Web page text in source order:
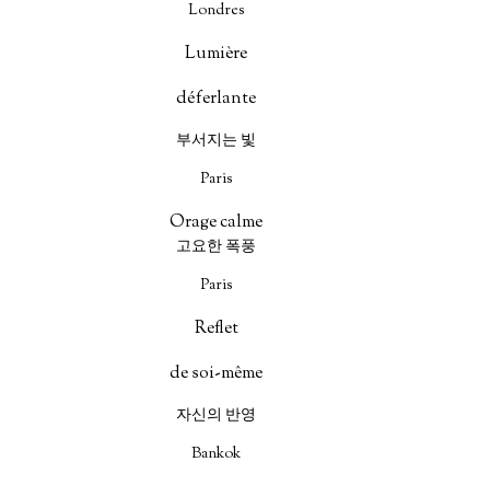
Londres
Lumière
déferlante
부서지는 빛
Paris
Orage calme
고요한 폭풍
Paris
Reflet
de soi-même
자신의 반영
Bankok